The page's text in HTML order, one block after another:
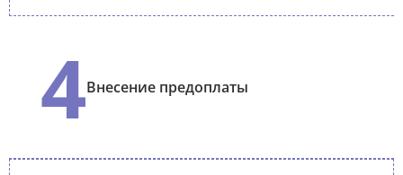
4Внесение предоплаты